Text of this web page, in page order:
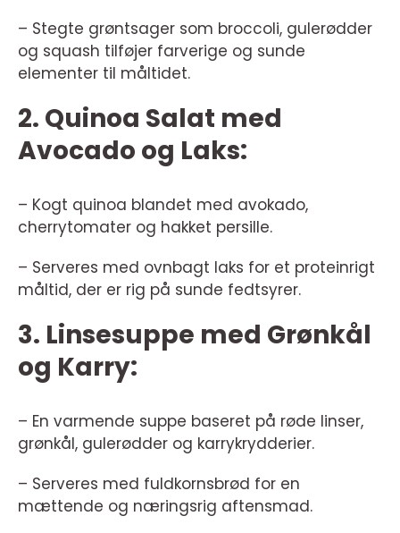
– Stegte grøntsager som broccoli, gulerødder
og squash tilføjer farverige og sunde
elementer til måltidet.
2. Quinoa Salat med
Avocado og Laks:
– Kogt quinoa blandet med avokado,
cherrytomater og hakket persille.
– Serveres med ovnbagt laks for et proteinrigt
måltid, der er rig på sunde fedtsyrer.
3. Linsesuppe med Grønkål
og Karry:
– En varmende suppe baseret på røde linser,
grønkål, gulerødder og karrykrydderier.
– Serveres med fuldkornsbrød for en
mættende og næringsrig aftensmad.